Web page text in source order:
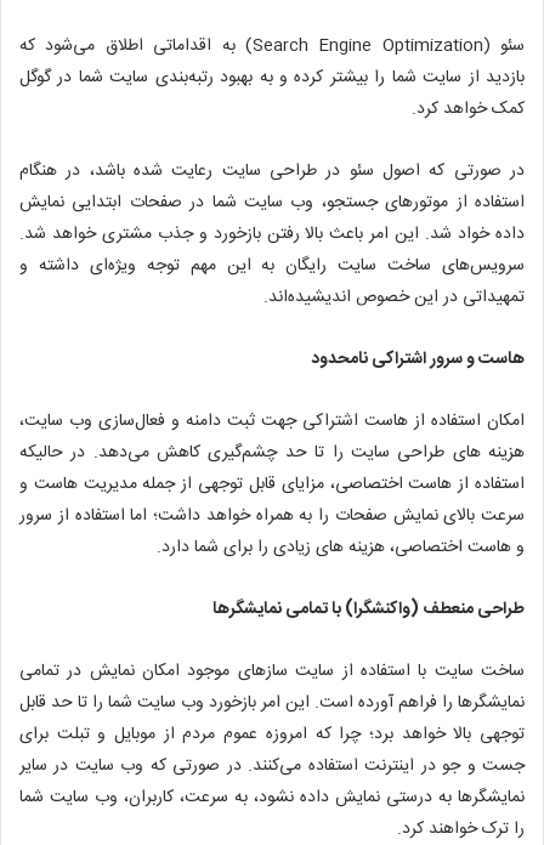
سئو (Search Engine Optimization) به اقداماتی اطلاق می‌شود که
بازدید از سایت شما را بیشتر کرده و به بهبود رتبه‌بندی سایت شما در گوگل
کمک خواهد کرد.
در صورتی که اصول سئو در طراحی سایت رعایت شده باشد، در هنگام
استفاده از موتورهای جستجو، وب سایت شما در صفحات ابتدایی نمایش
داده خواد شد. این امر باعث بالا رفتن بازخورد و جذب مشتری خواهد ‌شد.
سرویس‌های ساخت سایت رایگان به این مهم توجه ویژ‌ه‌ای داشته و
تمهیداتی در این خصوص اندیشیده‌اند.
هاست و سرور اشتراکی نامحدود
امکان استفاده از هاست اشتراکی جهت ثبت دامنه و فعال‌سازی وب سایت،
هزینه‌ های طراحی سایت را تا حد چشم‌گیری کاهش می‌دهد. در حالیکه
استفاده از هاست اختصاصی، مزایای قابل توجهی از جمله مدیریت هاست و
سرعت بالای نمایش صفحات را به ‌همراه خواهد داشت؛ اما استفاده از سرور
و هاست اختصاصی، هزینه‌ های زیادی را برای شما دارد.
طراحی منعطف (واکنشگرا) با تمامی نمایشگرها
ساخت سایت با استفاده از سایت سازهای موجود امکان نمایش در تمامی
نمایشگرها را فراهم آورده است. این امر بازخورد وب سایت شما را تا حد قابل
توجهی بالا خواهد برد؛ چرا که امروزه عموم مردم از موبایل و تبلت برای
جست و جو در اینترنت استفاده می‌کنند. در صورتی که وب سایت در سایر
نمایشگرها به درستی نمایش داده نشود، به سرعت، کاربران، وب سایت شما
را ترک خواهند کرد.